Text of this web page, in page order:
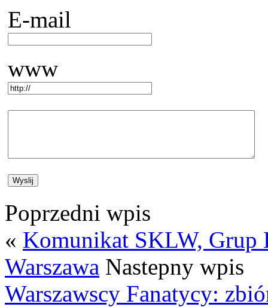
E-mail
www
Poprzedni wpis
« Komunikat SKLW,
Warszawa Nastepny wpis
Warszawscy Fanatycy: